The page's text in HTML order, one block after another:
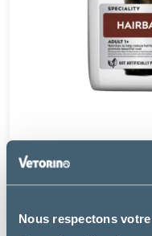
Nous respectons
ADULT HAIRBALL &